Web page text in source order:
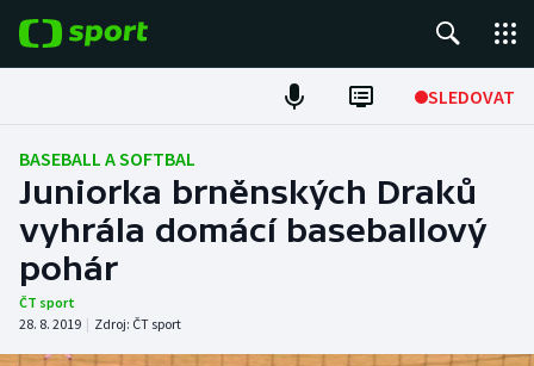
SLEDOVAT
Fotbal
Hokej
Tenis
Atletika
BASEBALL A SOFTBAL
Juniorka brněnských Draků
vyhrála domácí baseballový
pohár
ČT sport
28. 8. 2019 | Zdroj: ČT sport